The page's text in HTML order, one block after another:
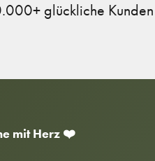
glückliche Kunden
mit Herz ❤️